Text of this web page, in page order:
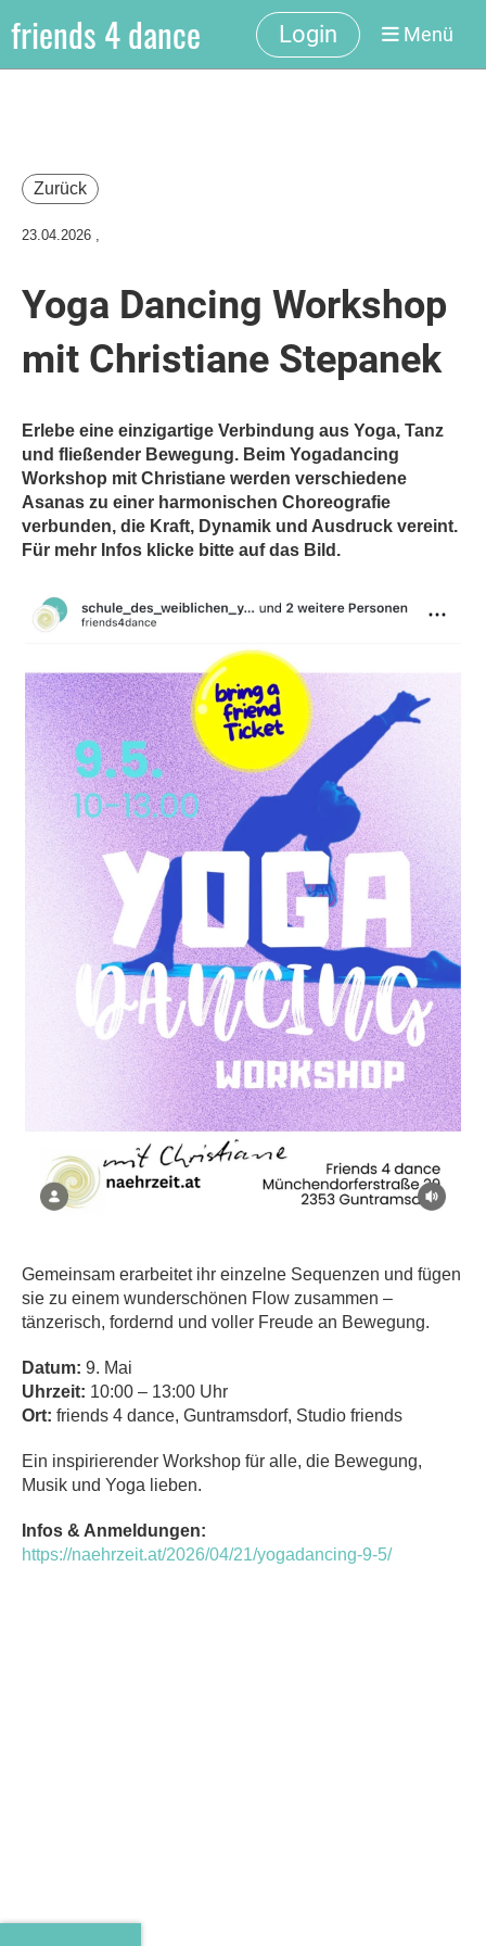
friends 4 dance Login Menü
Zurück
23.04.2026 ,
Yoga Dancing Workshop
mit Christiane Stepanek
Erlebe eine einzigartige Verbindung aus Yoga, Tanz
und fließender Bewegung. Beim Yogadancing
Workshop mit Christiane werden verschiedene
Asanas zu einer harmonischen Choreografie
verbunden, die Kraft, Dynamik und Ausdruck vereint.
Für mehr Infos klicke bitte auf das Bild.
Gemeinsam erarbeitet ihr einzelne Sequenzen und fügen
sie zu einem wunderschönen Flow zusammen –
tänzerisch, fordernd und voller Freude an Bewegung.
Datum: 9. Mai
Uhrzeit: 10:00 – 13:00 Uhr
Ort: friends 4 dance, Guntramsdorf, Studio friends
Ein inspirierender Workshop für alle, die Bewegung,
Musik und Yoga lieben.
Infos & Anmeldungen:
https://naehrzeit.at/2026/04/21/yogadancing-9-5/